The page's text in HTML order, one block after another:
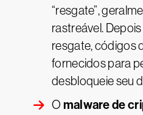
“resgate”,
rastreável.
resgate, códigos
fornecidos para
desbloqueie seu
O malware de